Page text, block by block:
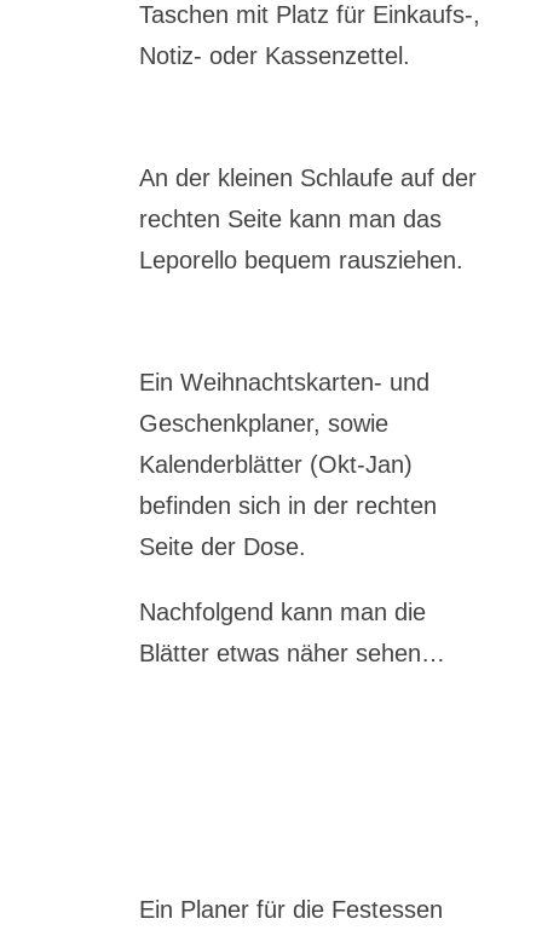
Taschen mit Platz für Einkaufs-,
Notiz- oder Kassenzettel.
An der kleinen Schlaufe auf der
rechten Seite kann man das
Leporello bequem rausziehen.
Ein Weihnachtskarten- und
Geschenkplaner, sowie
Kalenderblätter (Okt-Jan)
befinden sich in der rechten
Seite der Dose.
Nachfolgend kann man die
Blätter etwas näher sehen…
Ein Planer für die Festessen